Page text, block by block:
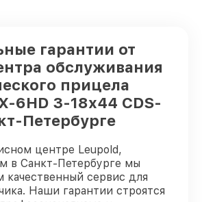
гарантии от
обслуживания
прицела
6HD 3-18x44 CDS-
Петербурге
центре Leupold,
в Санкт-Петербурге мы
качественный сервис для
Наши гарантии строятся